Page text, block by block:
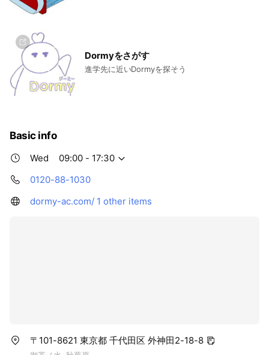
Dormyをさがす
進学先に近いDormyを探そう
Basic info
Wed
09:00 - 17:30
0120-88-1030
dormy-ac.com/ 1 other items
〒101-8621 東京都 千代田区 外神田2-18-8